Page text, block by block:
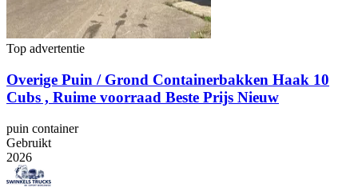
Top advertentie
Overige Puin / Grond Containerbakken Haak 10
Cubs , Ruime voorraad Beste Prijs Nieuw
puin container
Gebruikt
2026